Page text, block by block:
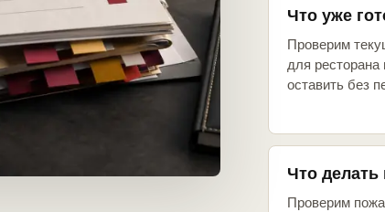
Что уже
Проверим
для
оставить без
Что
Проверим